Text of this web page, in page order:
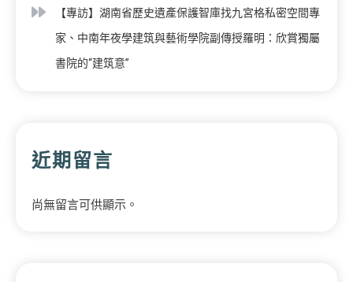
【專訪】湖南省歷史遺產保護智庫找九宮格私密空間專
家、中南年夜學建筑與藝術學院副傳授羅明：欣賞獨屬
書院的“建筑意”
近期留言
尚無留言可供顯示。